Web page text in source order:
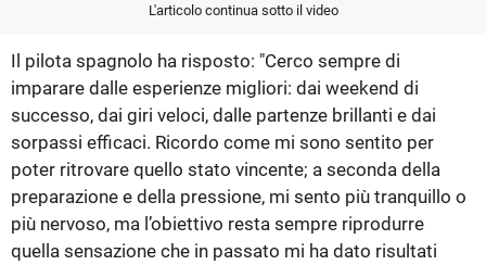
L'articolo continua sotto il video
Il pilota spagnolo ha risposto: "Cerco sempre di
imparare dalle esperienze migliori: dai weekend di
successo, dai giri veloci, dalle partenze brillanti e dai
sorpassi efficaci. Ricordo come mi sono sentito per
poter ritrovare quello stato vincente; a seconda della
preparazione e della pressione, mi sento più tranquillo o
più nervoso, ma l’obiettivo resta sempre riprodurre
quella sensazione che in passato mi ha dato risultati